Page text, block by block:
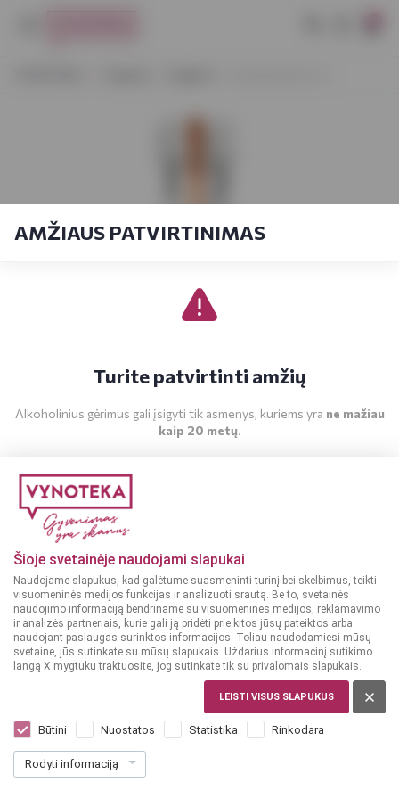
Šioje svetainėje naudojami slapukai
Naudojame slapukus, kad galėtume suasmeninti turinį bei skelbimus, teikti
visuomeninės medijos funkcijas ir analizuoti srautą. Be to, svetainės
naudojimo informaciją bendriname su visuomeninės medijos, reklamavimo
ir analizės partneriais, kurie gali ją pridėti prie kitos jūsų pateiktos arba
naudojant paslaugas surinktos informacijos. Toliau naudodamiesi mūsų
svetaine, jūs sutinkate su mūsų slapukais. Uždarius informacinį sutikimo
langą X mygtuku traktuosite, jog sutinkate tik su privalomais slapukais.
LEISTI VISUS SLAPUKUS
Būtini Nuostatos Statistika Rinkodara
Rodyti informaciją
AMŽIAUS PATVIRTINIMAS
Turite patvirtinti amžių
Alkoholinius gėrimus gali įsigyti tik asmenys, kuriems yra ne mažiau
kaip 20 metų.
Dar nėra balsų, galite įvertinti
2999€ 42.84 € / L